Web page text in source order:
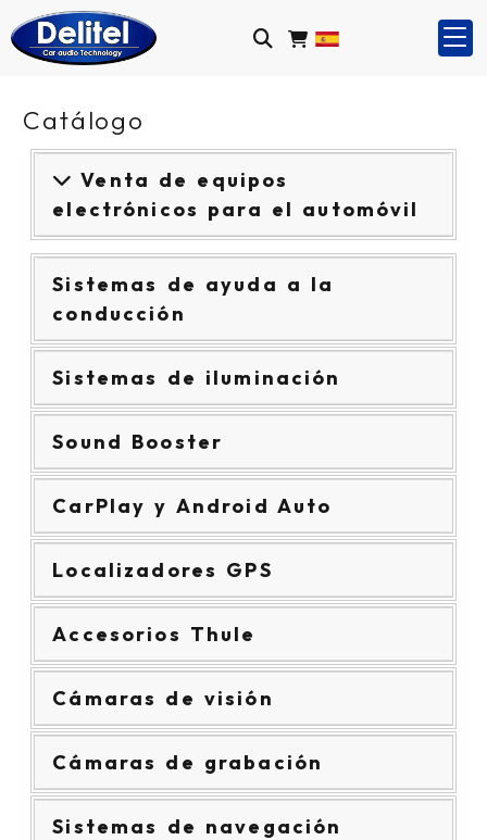
Catálogo
Venta de equipos
electrónicos para el automóvil
Sistemas de ayuda a la
conducción
Sistemas de iluminación
Sound Booster
CarPlay y Android Auto
Localizadores GPS
Accesorios Thule
Cámaras de visión
Cámaras de grabación
Sistemas de navegación